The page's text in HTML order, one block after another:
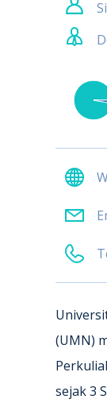
(UMN)
sejak 3